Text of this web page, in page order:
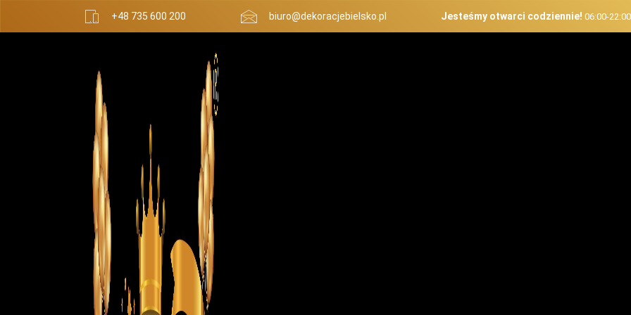
+48 735 600 200 biuro@dekoracjebielsko.pl Jesteśmy otwarci codziennie! 06:00-22:00